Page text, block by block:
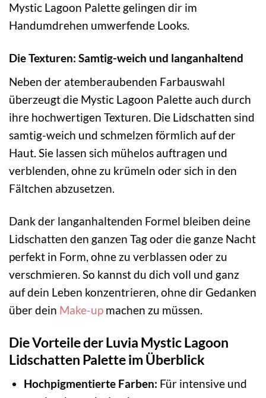
Mystic Lagoon Palette gelingen dir im
Handumdrehen umwerfende Looks.
Die Texturen: Samtig-weich und langanhaltend
Neben der atemberaubenden Farbauswahl
überzeugt die Mystic Lagoon Palette auch durch
ihre hochwertigen Texturen. Die Lidschatten sind
samtig-weich und schmelzen förmlich auf der
Haut. Sie lassen sich mühelos auftragen und
verblenden, ohne zu krümeln oder sich in den
Fältchen abzusetzen.
Dank der langanhaltenden Formel bleiben deine
Lidschatten den ganzen Tag oder die ganze Nacht
perfekt in Form, ohne zu verblassen oder zu
verschmieren. So kannst du dich voll und ganz
auf dein Leben konzentrieren, ohne dir Gedanken
über dein Make-up machen zu müssen.
Die Vorteile der Luvia Mystic Lagoon
Lidschatten Palette im Überblick
Hochpigmentierte Farben: Für intensive und